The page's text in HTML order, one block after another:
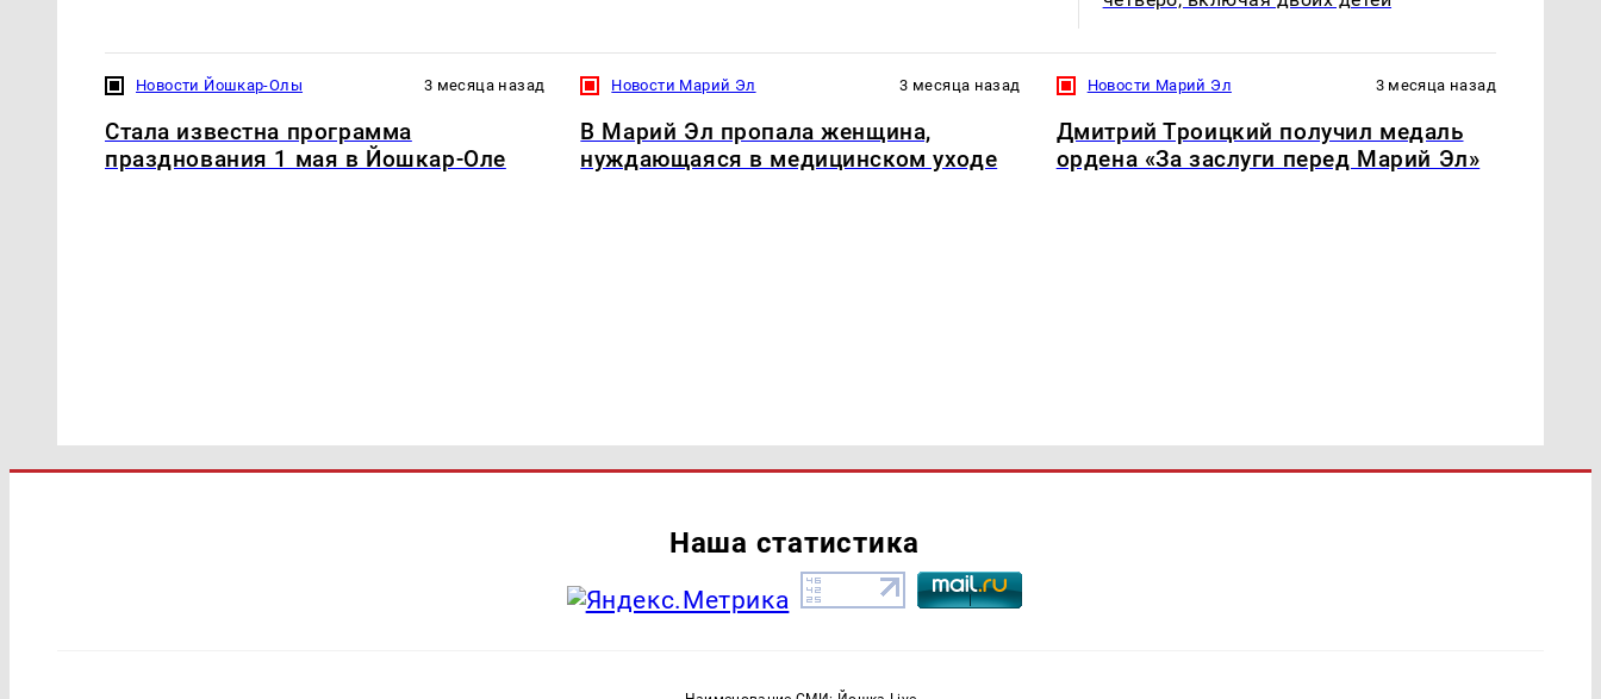
Новости Йошкар-Олы 3 месяца назад
Стала известна программа
празднования 1 мая в Йошкар-Оле
Новости Марий Эл 3 месяца назад
В Марий Эл пропала женщина,
нуждающаяся в медицинском уходе
Новости Марий Эл 3 месяца назад
Дмитрий Троицкий получил медаль
ордена «За заслуги перед Марий Эл»
Наша статистика